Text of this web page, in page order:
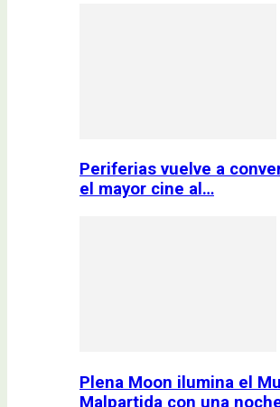
Periferias vuelve a
el mayor cine al…
Plena Moon ilumina el
Malpartida con una